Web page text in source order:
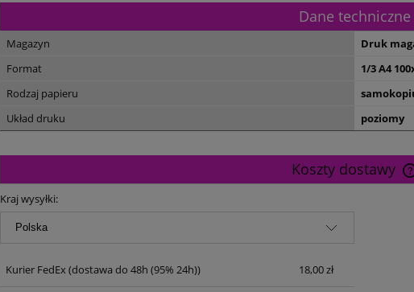
Dane techniczne
Magazyn
Druk
Format
1/3 A4
Rodzaj papieru
Układ druku
poziomy
Koszty dostawy
Kraj wysyłki:
Kurier FedEx(dostawa do 48h (95% 24h)) 18,00 zł